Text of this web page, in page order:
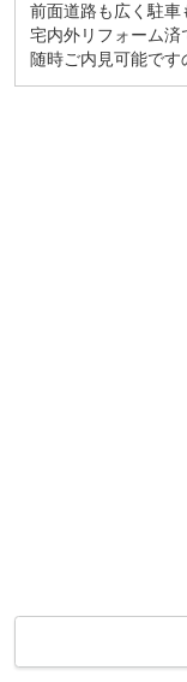
前面道路も広く駐車
宅内外リフォーム済
随時ご内見可能です